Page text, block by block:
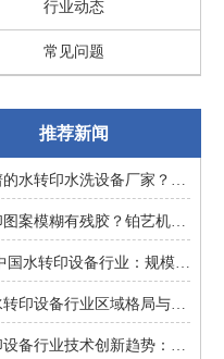
行业动态
常见问题
推荐新闻
找靠谱的水转印水洗设备厂家？东莞铂艺机械提供一对一非标定制
水转印图案模糊有残胶？铂艺机械自动化水洗设备一键解决难题
2025 中国水转印设备行业：规模扩张、结构优化与增长逻辑深度解析
中国水转印设备行业区域格局与投资机会：集群效应与增量市场的双重红利
水转印设备行业技术创新趋势：智能化、环保化与精密化的突围之路